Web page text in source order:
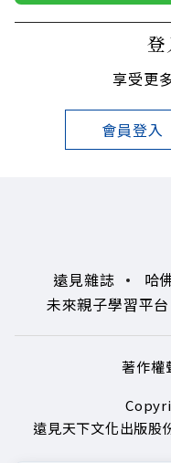
登
享受更
會員登入
遠見雜誌 哈
未來親子學習平台
著作權
遠見天下文化出版